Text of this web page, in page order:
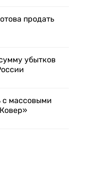
продать
убытков
с массовыми